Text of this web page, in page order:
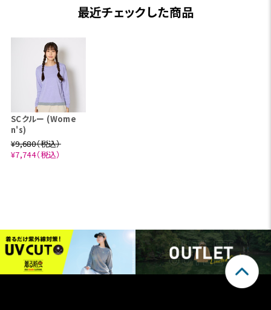
最近チェックした商品
SCクルー (Wome
n's)
¥9,680（税込）
¥7,744（税込）